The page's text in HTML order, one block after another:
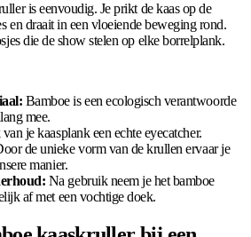
is eenvoudig. Je prikt de kaas op de
en draait in een vloeiende beweging rond.
die de show stelen op elke borrelplank.
Bamboe is een ecologisch verantwoorde
mee.
je kaasplank een echte eyecatcher.
de unieke vorm van de krullen ervaar je
manier.
Na gebruik neem je het bamboe
af met een vochtige doek.